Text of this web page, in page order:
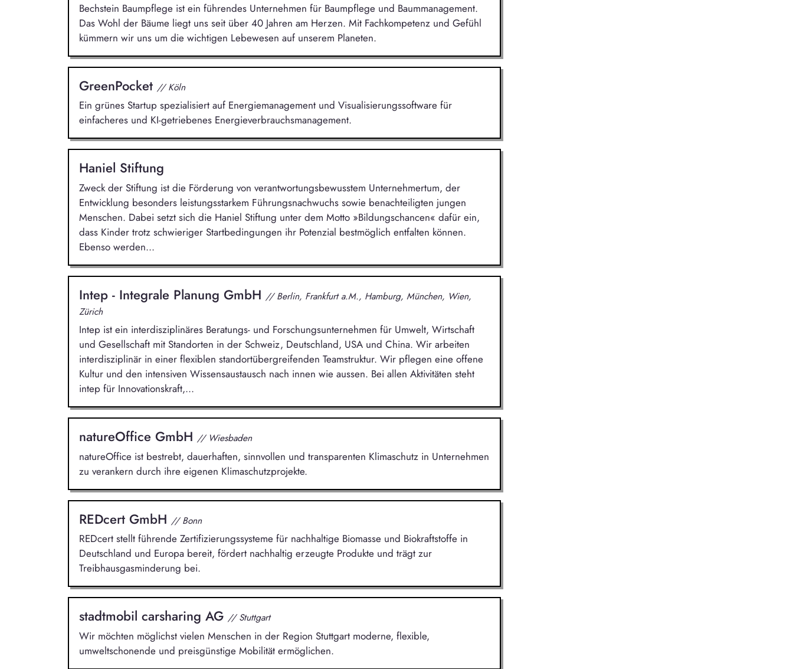
Bechstein Baumpflege ist ein führendes Unternehmen für Baumpflege und Baummanagement.
Das Wohl der Bäume liegt uns seit über 40 Jahren am Herzen. Mit Fachkompetenz und Gefühl
kümmern wir uns um die wichtigen Lebewesen auf unserem Planeten.
GreenPocket // Köln
Ein grünes Startup spezialisiert auf Energiemanagement und Visualisierungssoftware für
einfacheres und KI-getriebenes Energieverbrauchsmanagement.
Haniel Stiftung
Zweck der Stiftung ist die Förderung von verantwortungsbewusstem Unternehmertum, der
Entwicklung besonders leistungsstarkem Führungsnachwuchs sowie benachteiligten jungen
Menschen. Dabei setzt sich die Haniel Stiftung unter dem Motto »Bildungschancen« dafür ein,
dass Kinder trotz schwieriger Startbedingungen ihr Potenzial bestmöglich entfalten können.
Ebenso werden...
Intep - Integrale Planung GmbH // Berlin, Frankfurt a.M., Hamburg, München, Wien,
Zürich
Intep ist ein interdisziplinäres Beratungs- und Forschungsunternehmen für Umwelt, Wirtschaft
und Gesellschaft mit Standorten in der Schweiz, Deutschland, USA und China. Wir arbeiten
interdisziplinär in einer flexiblen standortübergreifenden Teamstruktur. Wir pflegen eine offene
Kultur und den intensiven Wissensaustausch nach innen wie aussen. Bei allen Aktivitäten steht
intep für Innovationskraft,...
natureOffice GmbH // Wiesbaden
natureOffice ist bestrebt, dauerhaften, sinnvollen und transparenten Klimaschutz in Unternehmen
zu verankern durch ihre eigenen Klimaschutzprojekte.
REDcert GmbH // Bonn
REDcert stellt führende Zertifizierungssysteme für nachhaltige Biomasse und Biokraftstoffe in
Deutschland und Europa bereit, fördert nachhaltig erzeugte Produkte und trägt zur
Treibhausgasminderung bei.
stadtmobil carsharing AG // Stuttgart
Wir möchten möglichst vielen Menschen in der Region Stuttgart moderne, flexible,
umweltschonende und preisgünstige Mobilität ermöglichen.